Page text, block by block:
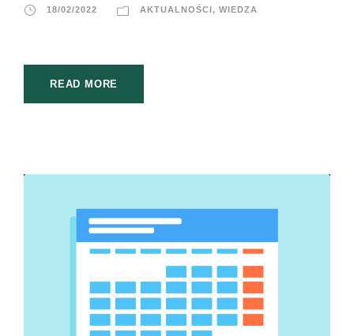
18/02/2022 AKTUALNOŚCI, WIEDZA
READ MORE